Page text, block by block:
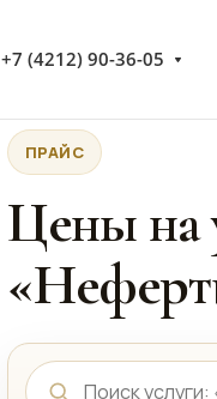
+7 (4212) 90-36-05
ПРАЙС
Цены на